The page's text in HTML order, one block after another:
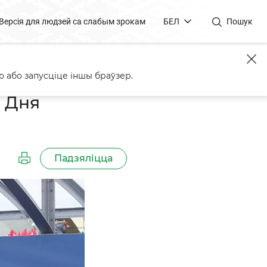
для людзей са слабым зрокам БЕЛ Пошук
Беларусь
Дня
Падзяліцца
запусціце іншы браўзер.